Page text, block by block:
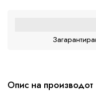
Опис на производот